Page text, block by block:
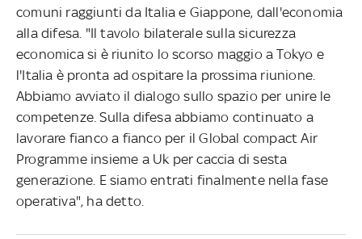
comuni raggiunti da Italia e Giappone, dall'economia
alla difesa. "Il tavolo bilaterale sulla sicurezza
economica si è riunito lo scorso maggio a Tokyo e
l'Italia è pronta ad ospitare la prossima riunione.
Abbiamo avviato il dialogo sullo spazio per unire le
competenze. Sulla difesa abbiamo continuato a
lavorare fianco a fianco per il Global compact Air
Programme insieme a Uk per caccia di sesta
generazione. E siamo entrati finalmente nella fase
operativa", ha detto.